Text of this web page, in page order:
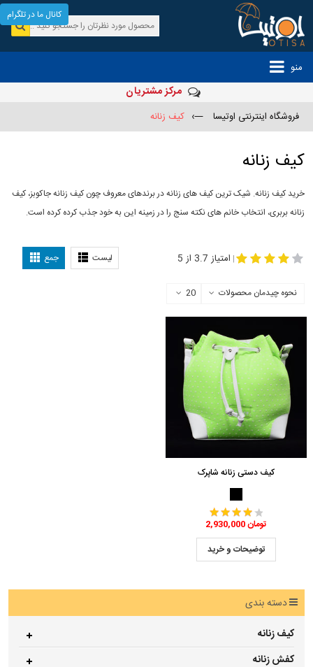
منو
مرکز مشتریان
فروشگاه اینترنتی اوتیسا —› کیف زنانه
کیف زنانه
خرید کیف زنانه. شیک ترین کیف های زنانه در برندهای معروف چون کیف زنانه جاکوبز، کیف
زنانه بربری، انتخاب خانم های نکته سنج را در زمینه این به خود جذب کرده کرده است.
لیست جمع | امتیاز 3.7 از 5
نحوه چیدمان محصولات 20
کیف دستی زنانه شاپرک
2,930,000 تومان
توضیحات و خرید
دسته بندی
کیف زنانه
کفش زنانه
کانال ما در تلگرام